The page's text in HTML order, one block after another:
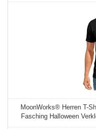
MoonWorks® Herren T-
Fasching Halloween